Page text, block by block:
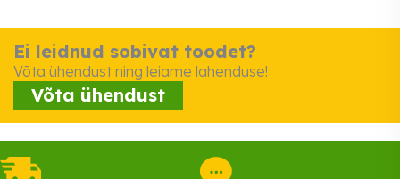
Ei leidnud sobivat toodet?
Võta ühendust ning leiame lahenduse!
Võta ühendust